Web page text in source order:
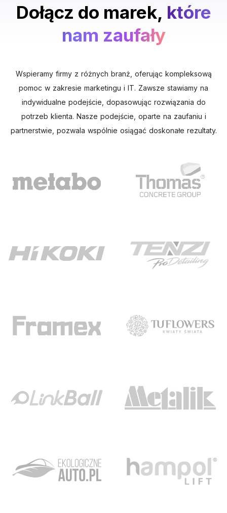
Dołącz do marek, które
nam zaufały
Wspieramy firmy z różnych branż, oferując kompleksową
pomoc w zakresie marketingu i IT. Zawsze stawiamy na
indywidualne podejście, dopasowując rozwiązania do
potrzeb klienta. Nasze podejście, oparte na zaufaniu i
partnerstwie, pozwala wspólnie osiągać doskonałe rezultaty.